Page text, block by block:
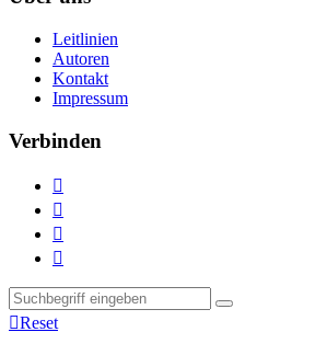
Leitlinien
Autoren
Kontakt
Impressum
Verbinden




Reset